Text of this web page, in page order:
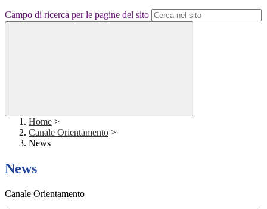
Campo di ricerca per le pagine del sito
Home >
Canale Orientamento >
News
News
Canale Orientamento